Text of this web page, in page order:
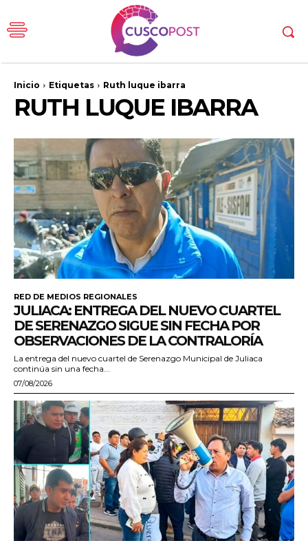
Inicio Etiquetas Ruth luque ibarra
RUTH LUQUE IBARRA
RED DE MEDIOS REGIONALES
JULIACA: ENTREGA DEL NUEVO CUARTEL
DE SERENAZGO SIGUE SIN FECHA POR
OBSERVACIONES DE LA CONTRALORÍA
La entrega del nuevo cuartel de Serenazgo Municipal de Juliaca
continúa sin una fecha...
07/08/2026